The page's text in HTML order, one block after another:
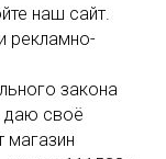
наш сайт.
рекламно-
закона
даю своё
магазин